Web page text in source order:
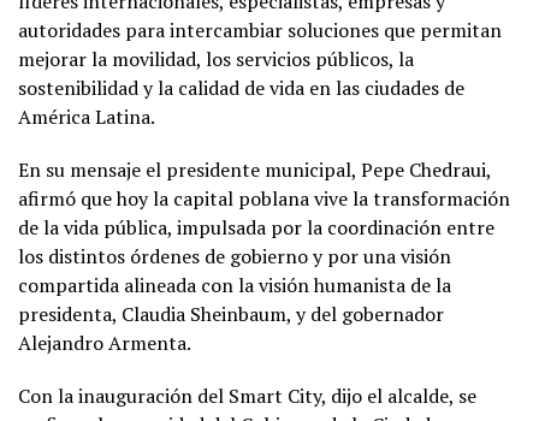
autoridades para intercambiar soluciones que permitan
mejorar la movilidad, los servicios públicos, la
sostenibilidad y la calidad de vida en las ciudades de
América Latina.
En su mensaje el presidente municipal, Pepe Chedraui,
afirmó que hoy la capital poblana vive la transformación
de la vida pública, impulsada por la coordinación entre
los distintos órdenes de gobierno y por una visión
compartida alineada con la visión humanista de la
presidenta, Claudia Sheinbaum, y del gobernador
Alejandro Armenta.
Con la inauguración del Smart City, dijo el alcalde, se